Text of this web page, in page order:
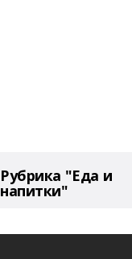
Рубрика "Еда и
напитки"